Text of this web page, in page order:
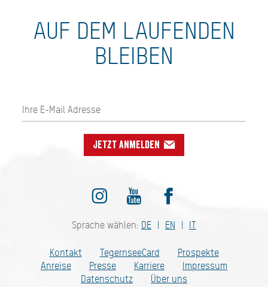
AUF DEM LAUFENDEN
BLEIBEN
Jetzt anmelden
Sprache wählen: DE EN IT
Kontakt TegernseeCard
Prospekte
Anreise
Presse Karriere
Impressum
Datenschutz
Über uns